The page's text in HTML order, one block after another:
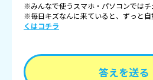
※みんなで使うスマホ・パソコンではチ
※毎日キズなんに来ていると、ずっと自
くはコチラ
答えを送る